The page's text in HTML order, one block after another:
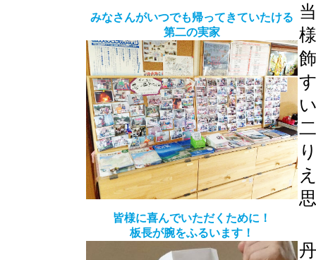
みなさんがいつでも帰ってきていたける
第二の実家
皆様に喜んでいただくために！
板長が腕をふるいます！